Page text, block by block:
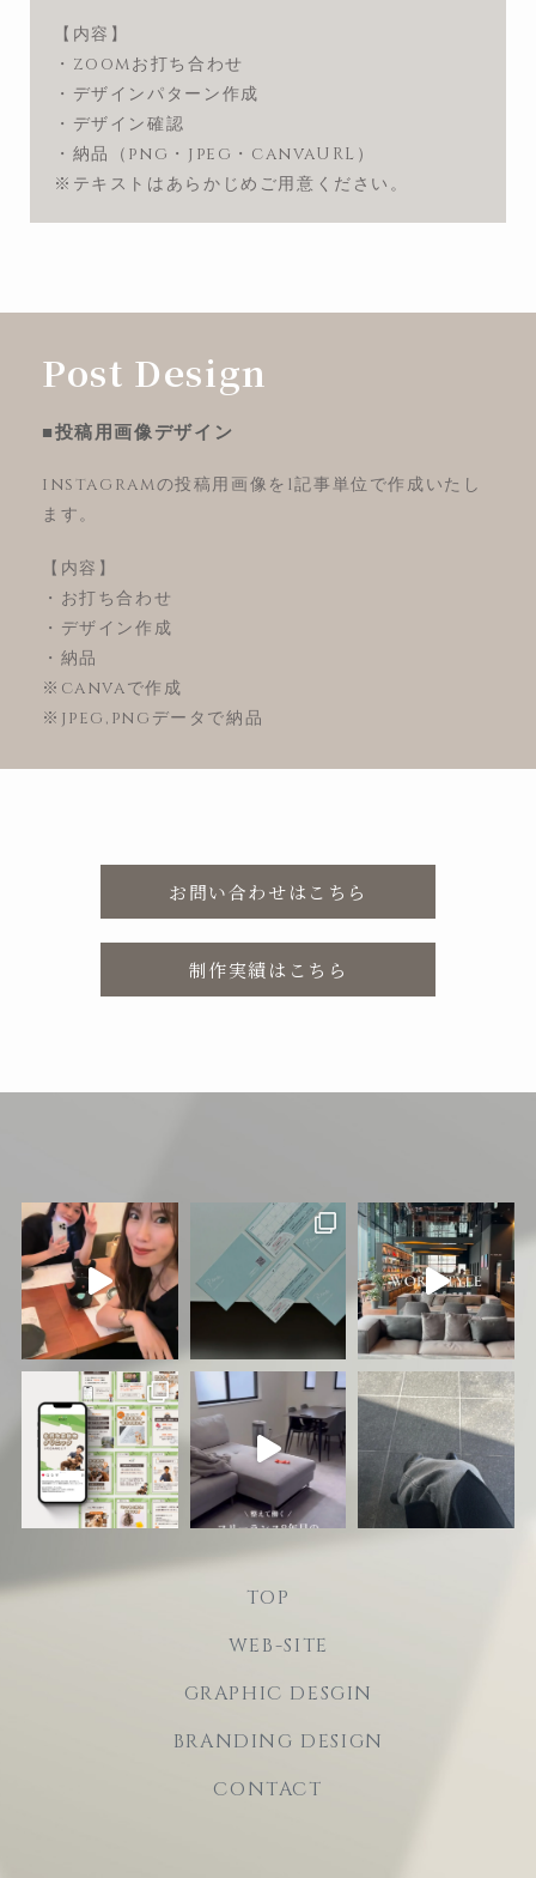
【内容】
・zoomお打ち合わせ
・デザインパターン作成
・デザイン確認
・納品（png・jpeg・canvaURL）
※テキストはあらかじめご用意ください。
Post Design
■投稿用画像デザイン
instagramの投稿用画像を1記事単位で作成いたし
ます。
【内容】
・お打ち合わせ
・デザイン作成
・納品
※canvaで作成
※jpeg,pngデータで納品
お問い合わせはこちら
制作実績はこちら
TOP
WEB-SITE
GRAPHIC DESGIN
BRANDING DESIGN
CONTACT